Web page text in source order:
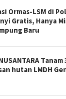
Ormas-LSM di
Gratis, Hanya
Baru
hutan LMDH